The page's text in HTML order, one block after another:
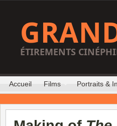
ÉTIREMENTS
Accueil Films Portraits &